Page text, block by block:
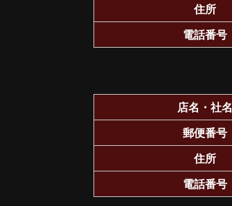
住所
電話番号
店名・社名
郵便番号
住所
電話番号